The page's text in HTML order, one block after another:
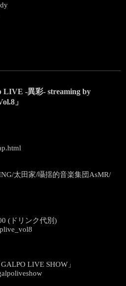
LIVE -異彩- streaming by
」
太田家/囁揺的音楽集団AsMR/
(ドリンク代別)
LIVE SHOW」